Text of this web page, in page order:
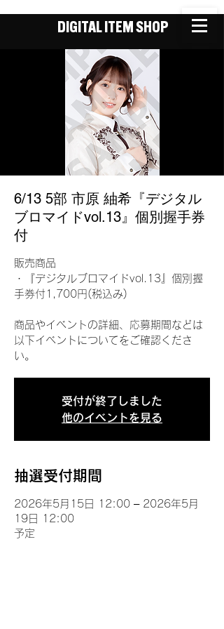
DIGITAL ITEM SHOP
6/13 5部 市原 紬希『デジタル
ブロマイドvol.13』個別握手券
付
販売商品
・『デジタルブロマイドvol.13』個別握
手券付1,700円(税込み)
商品やイベントの詳細、応募期間などは
以下イベントについてをご確認くださ
い。
受付が終了しました
他のイベントを見る
抽選受付期間
2026年5月15日 12:00 – 2026年5月
19日 12:00
予定